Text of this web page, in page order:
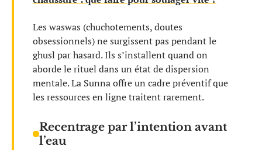
Les waswas (chuchotements, doutes
obsessionnels) ne surgissent pas pendant le
ghusl par hasard. Ils s’installent quand on
aborde le rituel dans un état de dispersion
mentale. La Sunna offre un cadre préventif que
les ressources en ligne traitent rarement.
Recentrage par l’intention avant
l’eau